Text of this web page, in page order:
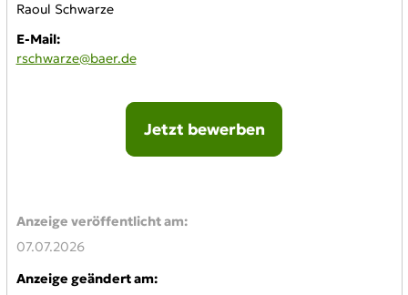
Raoul Schwarze
E-Mail:
rschwarze@baer.de
Jetzt bewerben
Anzeige veröffentlicht am:
07.07.2026
Anzeige geändert am: